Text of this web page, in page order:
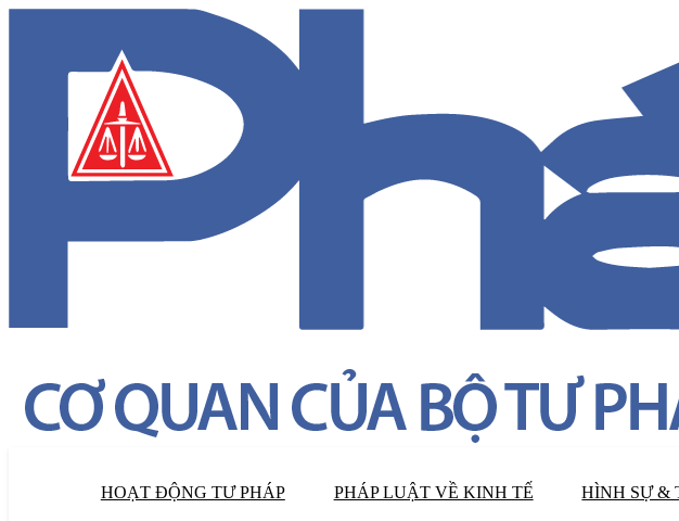
HOẠT ĐỘNG TƯ PHÁP PHÁP LUẬT VỀ KINH TẾ HÌNH SỰ &